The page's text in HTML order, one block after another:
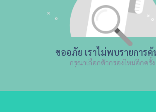
ขออภัย เราไม่พบรายการ
กรุณาเลือกตัวกรองใหม่อีกครั้ง